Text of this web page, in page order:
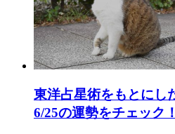
東洋占星術をもとにし
6/25の運勢をチェック！